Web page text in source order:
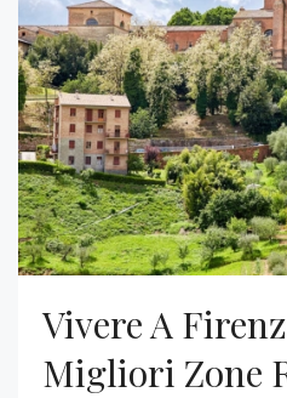
Vivere A
Migliori Zone